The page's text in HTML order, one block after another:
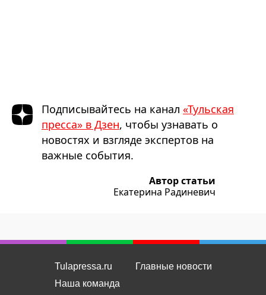
Подписывайтесь на канал «Тульская
пресса» в Дзен, чтобы узнавать о
новостях и взгляде экспертов на
важные события.
Автор статьи
Екатерина Радиневич
Tulapressa.ru
Наша команда
Главные новости